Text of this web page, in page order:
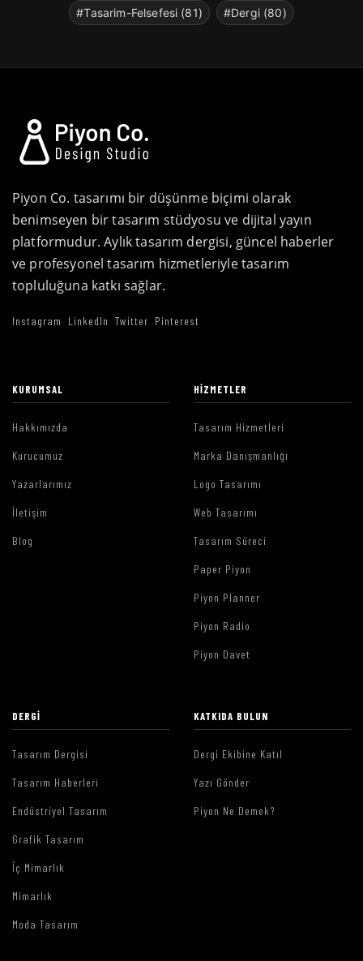
#Tasarim-Felsefesi (81) #Dergi (80)
Piyon Co. tasarımı bir düşünme biçimi olarak
benimseyen bir tasarım stüdyosu ve dijital yayın
platformudur. Aylık tasarım dergisi, güncel haberler
ve profesyonel tasarım hizmetleriyle tasarım
topluluğuna katkı sağlar.
Instagram LinkedIn Twitter Pinterest
KURUMSAL
Hakkımızda
Kurucumuz
Yazarlarımız
İletişim
Blog
HIZMETLER
Tasarım Hizmetleri
Marka Danışmanlığı
Logo Tasarımı
Web Tasarımı
Tasarım Süreci
Paper Piyon
Piyon Planner
Piyon Radio
Piyon Davet
DERGI
Tasarım Dergisi
Tasarım Haberleri
Endüstriyel Tasarım
Grafik Tasarım
İç Mimarlık
Mimarlık
Moda Tasarım
KATKIDA BULUN
Dergi Ekibine Katıl
Yazı Gönder
Piyon Ne Demek?